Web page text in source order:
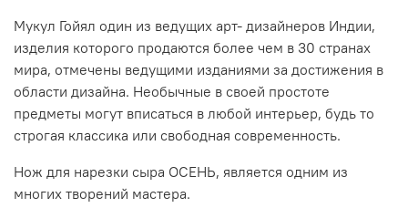
Мукул Гойял один из ведущих арт- дизайнеров Индии,
изделия которого продаются более чем в 30 странах
мира, отмечены ведущими изданиями за достижения в
области дизайна. Необычные в своей простоте
предметы могут вписаться в любой интерьер, будь то
строгая классика или свободная современность.
Нож для нарезки сыра ОСЕНЬ, является одним из
многих творений мастера.